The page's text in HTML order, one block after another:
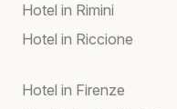
Hotel in Rimini
Hotel in Riccione
Hotel in Firenze